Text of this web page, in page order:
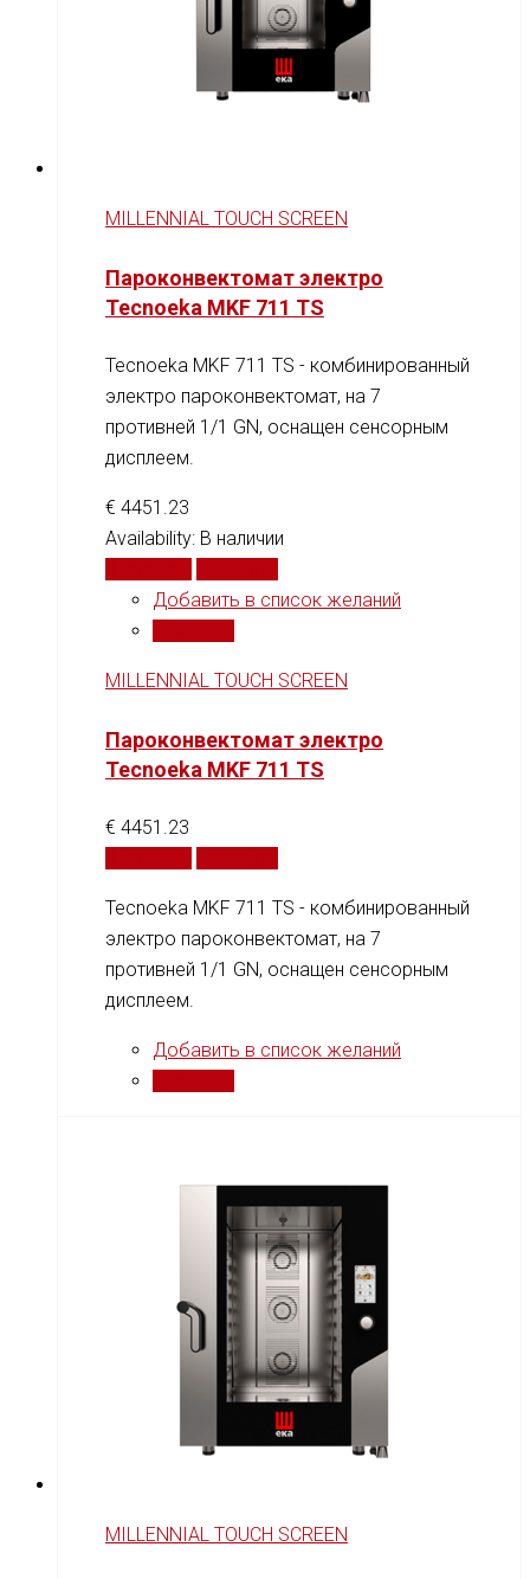
MILLENNIAL TOUCH SCREEN
Пароконвектомат электро
Tecnoeka MKF 711 TS
Tecnoeka MKF 711 TS - комбинированный
электро пароконвектомат, на 7
противней 1/1 GN, оснащен сенсорным
дисплеем.
€ 4451.23
Availability: В наличии
Добавить в список желаний
MILLENNIAL TOUCH SCREEN
Пароконвектомат электро
Tecnoeka MKF 711 TS
€ 4451.23
Tecnoeka MKF 711 TS - комбинированный
электро пароконвектомат, на 7
противней 1/1 GN, оснащен сенсорным
дисплеем.
Добавить в список желаний
MILLENNIAL TOUCH SCREEN